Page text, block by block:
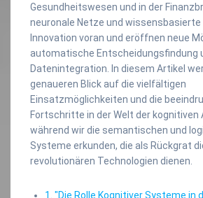
Gesundheitswesen und in der
neuronale Netze und
Innovation voran und eröffnen neue
automatische Entscheidungsfindung
Datenintegration. In diesem Artikel
genaueren Blick auf die vielfältigen
Einsatzmöglichkeiten und die
Fortschritte in der Welt der kognitiven
während wir die semantischen und
Systeme erkunden, die als Rückgrat
revolutionären Technologien dienen.
1. "Die Rolle Kognitiver Systeme in